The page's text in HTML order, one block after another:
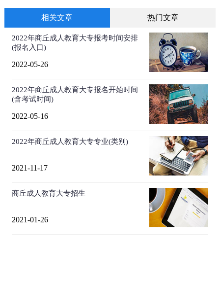
相关文章 热门文章
2022年商丘成人教育大专报考时间安排
(报名入口)
2022-05-26
2022年商丘成人教育大专报名开始时间
(含考试时间)
2022-05-16
2022年商丘成人教育大专专业(类别)
2021-11-17
商丘成人教育大专招生
2021-01-26